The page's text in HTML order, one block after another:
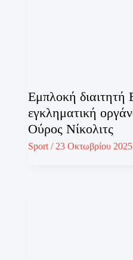
Εμπλοκή διαιτητή
εγκληματική
Ούρος Νίκολιτς
Sport/23 Οκτωβρίου 2025